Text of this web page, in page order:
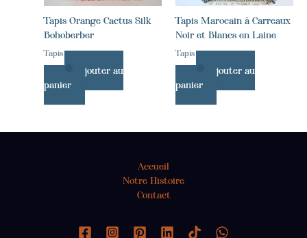
Tapis Orange Cactus Silk
Bohoberber
Tapis
Ajouter au
panier
Tapis Marocain à Carreaux
Noir et Blancs en Laine
Tapis
Ajouter au
panier
Accueil
Notre Histoire
Contact